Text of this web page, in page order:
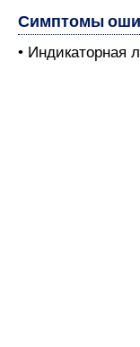
Симптомы
• Индикаторная